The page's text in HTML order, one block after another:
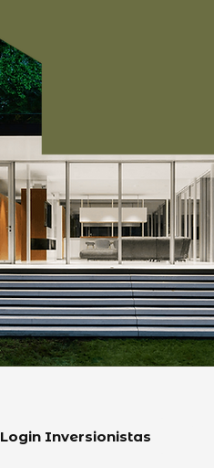
Login Inversionistas